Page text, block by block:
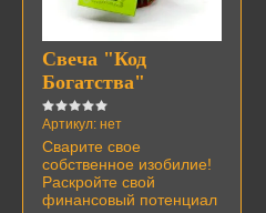
Свеча "Код
Богатства"
Артикул: нет
Сварите свое
собственное изобилие!
Раскройте свой
финансовый потенциал